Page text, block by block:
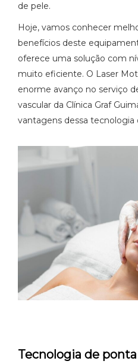
de pele.
Hoje, vamos conhecer
benefícios deste
oferece uma solução com
muito eficiente. O Laser
enorme avanço no serviço
vascular da Clínica Graf
vantagens dessa tecnologia
Tecnologia de